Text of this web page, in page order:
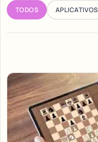
TODOS APLICATIVOS
Articles